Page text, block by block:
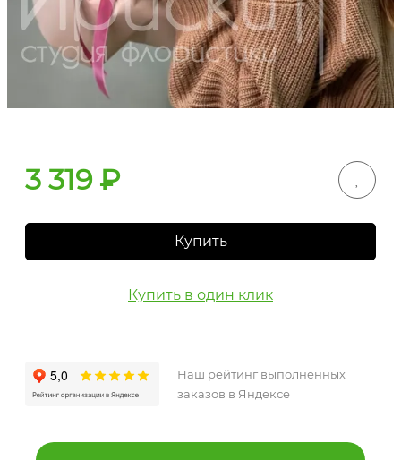
3 319₽
Купить
Купить в один клик
Наш рейтинг выполненных
заказов в Яндексе